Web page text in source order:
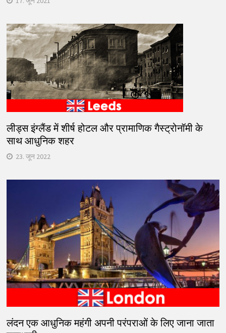
लीड्स इंग्लैंड में शीर्ष होटल और प्रामाणिक गैस्ट्रोनॉमी के
साथ आधुनिक शहर
23. जून 2022
लंदन एक आधुनिक महंगी अपनी परंपराओं के लिए जाना जाता